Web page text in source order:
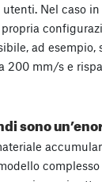
utenti. Nel caso
ad esempio,
200 mm/s e
sono